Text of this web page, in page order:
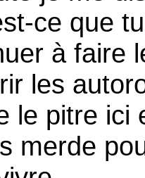
ce que
à faire
les
le pitre ici
merde